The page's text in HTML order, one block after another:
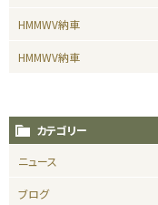
HMMWV納車
HMMWV納車
カテゴリー
ニュース
ブログ